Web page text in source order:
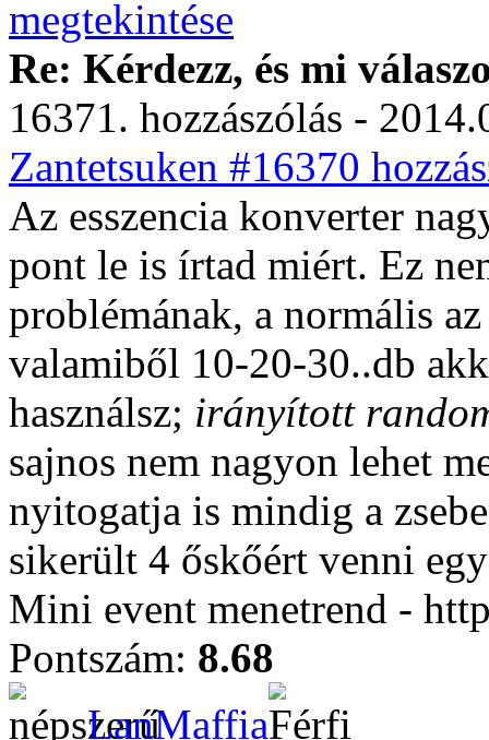
Re: Kérdezz, és mi
16371. hozzászólás -
Zantetsuken #16370
Az esszencia konverter
pont le is írtad miért. Ez
problémának, a normális
valamiből 10-20-30..db
használsz; irányított
sajnos nem nagyon lehet
nyitogatja is mindig a
sikerült 4 őskőért venni
Mini event menetrend -
Pontszám: 8.68
LanMaffia